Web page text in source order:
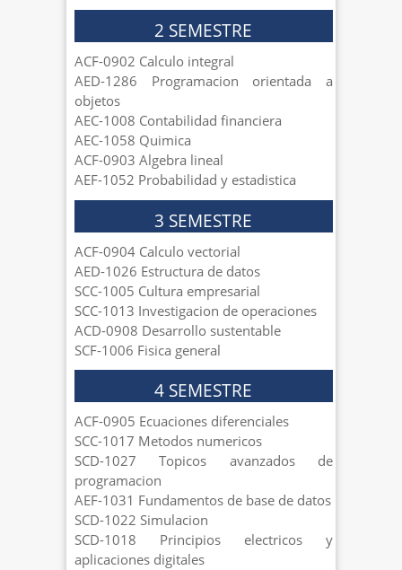
2 SEMESTRE
ACF-0902 Calculo integral
AED-1286 Programacion orientada a
objetos
AEC-1008 Contabilidad financiera
AEC-1058 Quimica
ACF-0903 Algebra lineal
AEF-1052 Probabilidad y estadistica
3 SEMESTRE
ACF-0904 Calculo vectorial
AED-1026 Estructura de datos
SCC-1005 Cultura empresarial
SCC-1013 Investigacion de operaciones
ACD-0908 Desarrollo sustentable
SCF-1006 Fisica general
4 SEMESTRE
ACF-0905 Ecuaciones diferenciales
SCC-1017 Metodos numericos
SCD-1027 Topicos avanzados de
programacion
AEF-1031 Fundamentos de base de datos
SCD-1022 Simulacion
SCD-1018 Principios electricos y
aplicaciones digitales